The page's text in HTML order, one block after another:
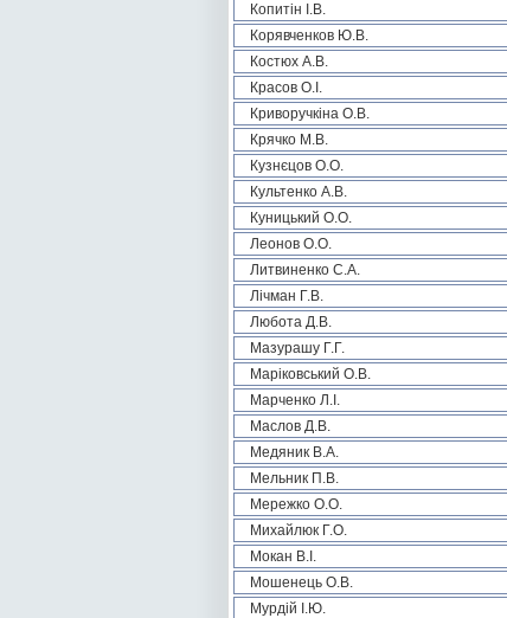
Копитін І.В.
Корявченков Ю.В.
Костюх А.В.
Красов О.І.
Криворучкіна О.В.
Крячко М.В.
Кузнєцов О.О.
Культенко А.В.
Куницький О.О.
Леонов О.О.
Литвиненко С.А.
Лічман Г.В.
Любота Д.В.
Мазурашу Г.Г.
Маріковський О.В.
Марченко Л.І.
Маслов Д.В.
Медяник В.А.
Мельник П.В.
Мережко О.О.
Михайлюк Г.О.
Мокан В.І.
Мошенець О.В.
Мурдій І.Ю.